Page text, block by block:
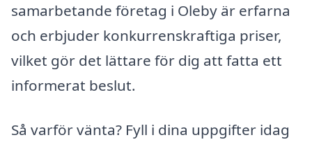
samarbetande företag i Oleby är erfarna
och erbjuder konkurrenskraftiga priser,
vilket gör det lättare för dig att fatta ett
informerat beslut.
Så varför vänta? Fyll i dina uppgifter idag